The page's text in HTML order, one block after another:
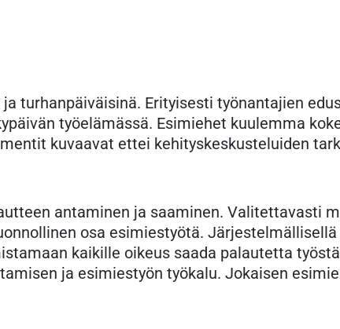
turhanpäiväisinä. Erityisesti työnantajien
työelämässä. Esimiehet kuulemma
kuvaavat ettei kehityskeskusteluiden
antaminen ja saaminen. Valitettavasti
osa esimiestyötä.
kaikille oikeus saada palautetta
ja esimiestyön työkalu. Jokaisen